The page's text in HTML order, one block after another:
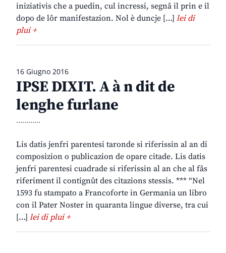
iniziativis che a puedin, cul incressi, segnâ il prin e il
dopo de lôr manifestazion. Nol è duncje […] lei di
plui +
16 Giugno 2016
IPSE DIXIT. A à n dit de
lenghe furlane
............
Lis datis jenfri parentesi taronde si riferissin al an di
composizion o publicazion de opare citade. Lis datis
jenfri parentesi cuadrade si riferissin al an che al fâs
riferiment il contignût des citazions stessis. *** “Nel
1593 fu stampato a Francoforte in Germania un libro
con il Pater Noster in quaranta lingue diverse, tra cui
[…] lei di plui +